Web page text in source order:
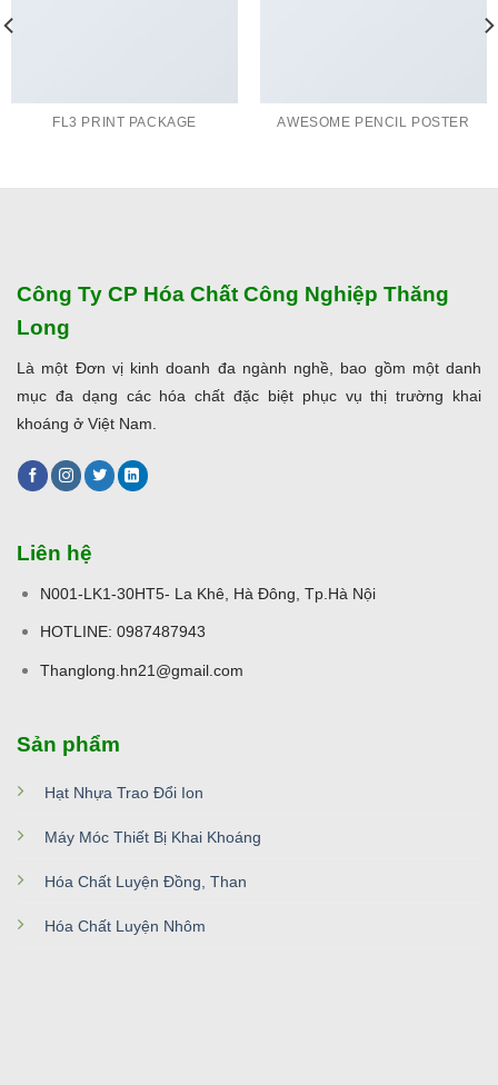
FL3 PRINT PACKAGE AWESOME PENCIL POSTER
Công Ty CP Hóa Chất Công Nghiệp Thăng
Long
Là một Đơn vị kinh doanh đa ngành nghề, bao gồm một danh
mục đa dạng các hóa chất đặc biệt phục vụ thị trường khai
khoáng ở Việt Nam.
Liên hệ
N001-LK1-30HT5- La Khê, Hà Đông, Tp.Hà Nội
HOTLINE: 0987487943
Thanglong.hn21@gmail.com
Sản phẩm
Hạt Nhựa Trao Đổi Ion
Máy Móc Thiết Bị Khai Khoáng
Hóa Chất Luyện Đồng, Than
Hóa Chất Luyện Nhôm